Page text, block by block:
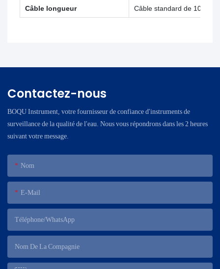
Câble longueur Câble standard de 10 m,
Contactez-nous
BOQU Instrument, votre fournisseur de confiance d'instruments de
surveillance de la qualité de l'eau. Nous vous répondrons dans les 2 heures
suivant votre message.
Nom
E-Mail
Téléphone/WhatsApp
Nom De La Compagnie